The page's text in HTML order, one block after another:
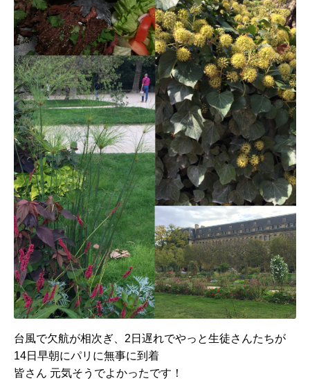
台風で欠航が相次ぎ、2日遅れでやっと生徒さんたちが
14日 早朝にパリに無事に到着
皆さん 元気そうでよかったです！